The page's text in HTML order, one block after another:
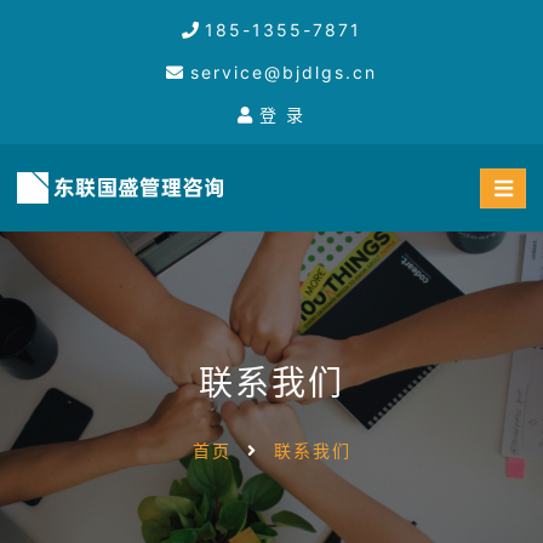
185-1355-7871
service@bjdlgs.cn
登 录
联系我们
首页 联系我们